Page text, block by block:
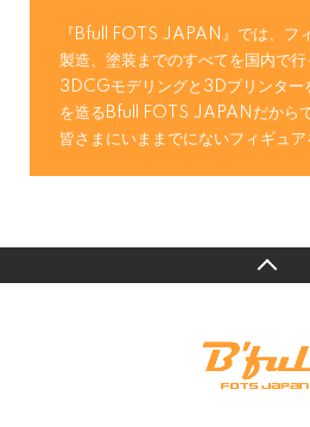
『Bfull FOTS JAPAN』では、フ
製造、塗装までのすべてを国内で行
3DCGモデリングと3Dプリンター
を造るBfull FOTS JAPANだからで
皆さまにいままでにないフィギュア